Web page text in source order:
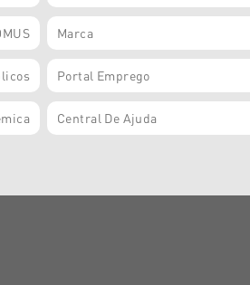
Marca
Portal Emprego
Central De Ajuda